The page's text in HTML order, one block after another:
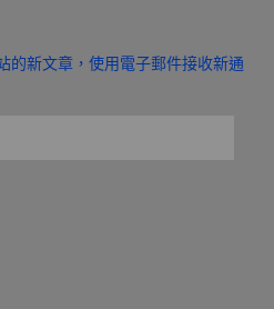
的新文章，使用電子郵件接收新通